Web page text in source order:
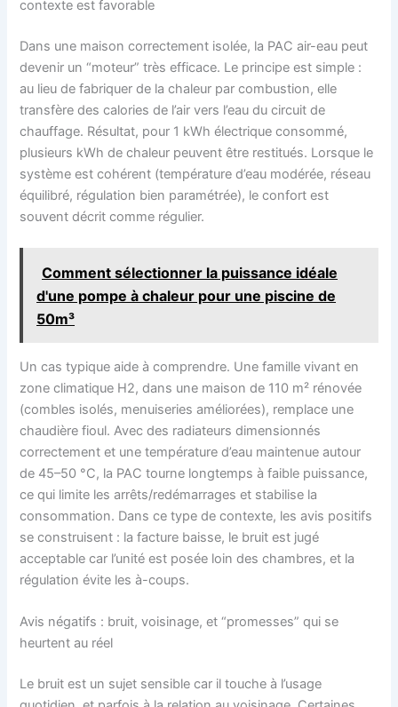
contexte est favorable
Dans une maison correctement isolée, la PAC air-eau peut
devenir un “moteur” très efficace. Le principe est simple :
au lieu de fabriquer de la chaleur par combustion, elle
transfère des calories de l’air vers l’eau du circuit de
chauffage. Résultat, pour 1 kWh électrique consommé,
plusieurs kWh de chaleur peuvent être restitués. Lorsque le
système est cohérent (température d’eau modérée, réseau
équilibré, régulation bien paramétrée), le confort est
souvent décrit comme régulier.
Comment sélectionner la puissance idéale
d'une pompe à chaleur pour une piscine de
50m³
Un cas typique aide à comprendre. Une famille vivant en
zone climatique H2, dans une maison de 110 m² rénovée
(combles isolés, menuiseries améliorées), remplace une
chaudière fioul. Avec des radiateurs dimensionnés
correctement et une température d’eau maintenue autour
de 45–50 °C, la PAC tourne longtemps à faible puissance,
ce qui limite les arrêts/redémarrages et stabilise la
consommation. Dans ce type de contexte, les avis positifs
se construisent : la facture baisse, le bruit est jugé
acceptable car l’unité est posée loin des chambres, et la
régulation évite les à-coups.
Avis négatifs : bruit, voisinage, et “promesses” qui se
heurtent au réel
Le bruit est un sujet sensible car il touche à l’usage